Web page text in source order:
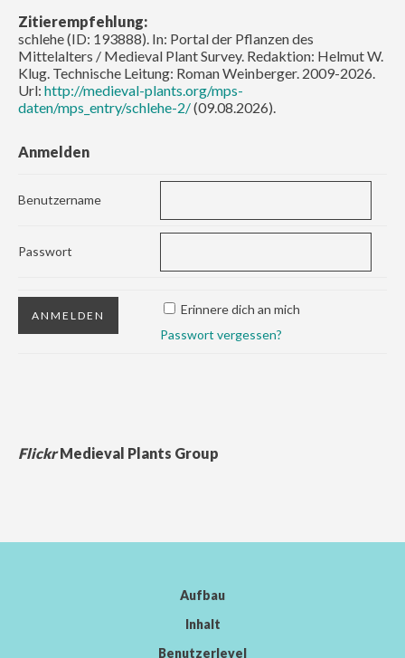
Zitierempfehlung:
schlehe (ID: 193888). In: Portal der Pflanzen des
Mittelalters / Medieval Plant Survey. Redaktion: Helmut W.
Klug. Technische Leitung: Roman Weinberger. 2009-2026.
Url: http://medieval-plants.org/mps-
daten/mps_entry/schlehe-2/(09.08.2026).
Anmelden
Benutzername
Passwort
Erinnere dich an mich
Passwort vergessen?
FlickrMedieval Plants Group
Aufbau
Inhalt
Benutzerlevel